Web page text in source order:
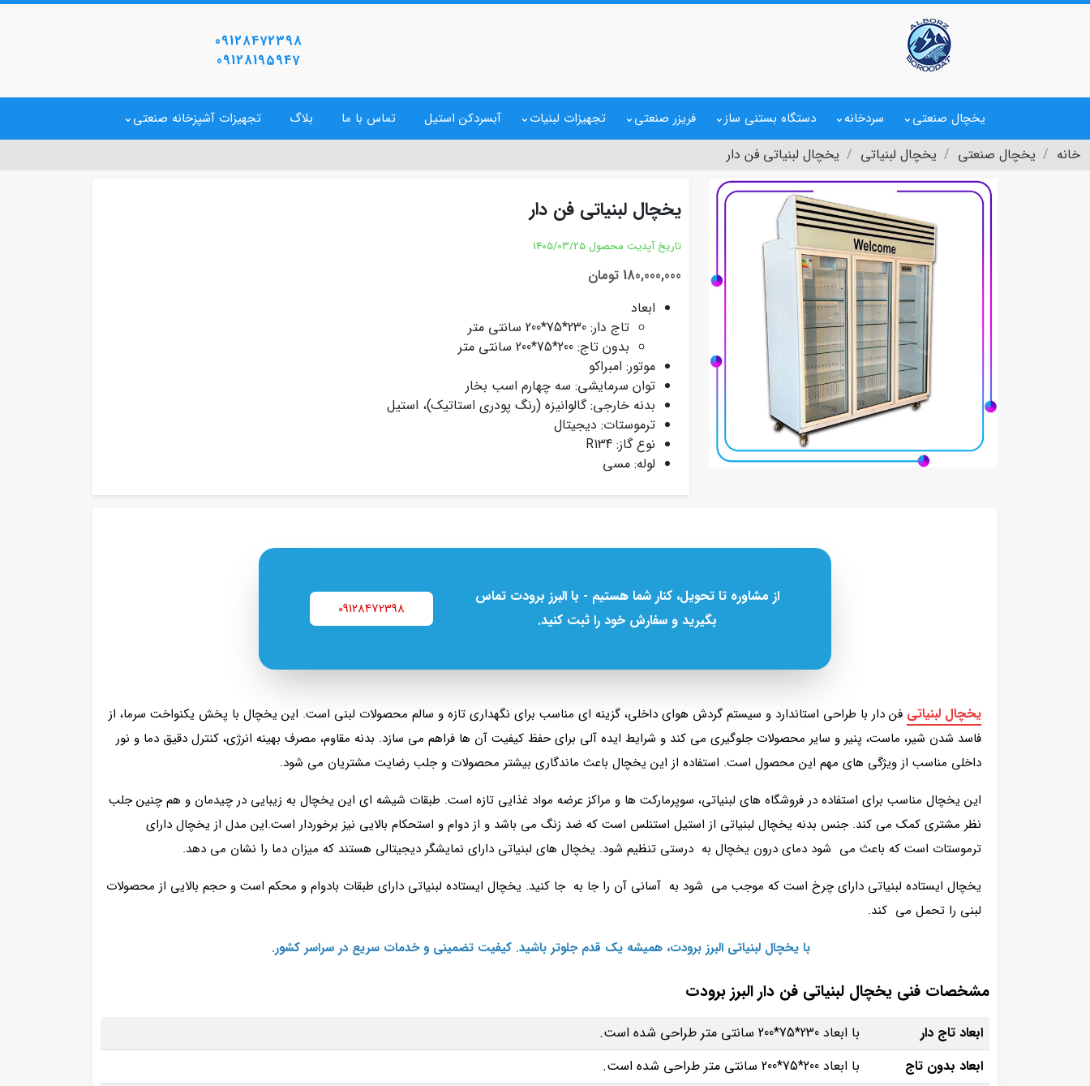
09128472398
09128195947
یخچال صنعتی سردخانه دستگاه بستنی ساز فریزر صنعتی تجهیزات لبنیات آبسردکن استیل تماس با ما بلاگ تجهیزات آشپزخانه صنعتی
خانه یخچال صنعتی یخچال لبنیاتی یخچال لبنیاتی فن دار
یخچال لبنیاتی فن دار
تاریخ آپدیت محصول 1405/03/25
180,000,000 تومان
ابعاد
تاج دار: 230*75*200 سانتی متر
بدون تاج: 200*75*200 سانتی متر
موتور: امبراکو
توان سرمایشی: سه چهارم اسب بخار
بدنه خارجی: گالوانیزه (رنگ پودری استاتیک)، استیل
ترموستات: دیجیتال
نوع گاز: R134
لوله: مسی
از مشاوره تا تحویل، کنار شما هستیم - با البرز برودت تماس
بگیرید و سفارش خود را ثبت کنید.
09128472398
یخچال لبنیاتی فن دار با طراحی استاندارد و سیستم گردش هوای داخلی، گزینه‌ ای مناسب برای نگهداری تازه و سالم محصولات لبنی است. این یخچال با پخش یکنواخت سرما، از
فاسد شدن شیر، ماست، پنیر و سایر محصولات جلوگیری می‌ کند و شرایط ایده‌ آلی برای حفظ کیفیت آن‌ ها فراهم می‌ سازد. بدنه مقاوم، مصرف بهینه انرژی، کنترل دقیق دما و نور
داخلی مناسب از ویژگی‌ های مهم این محصول است. استفاده از این یخچال باعث ماندگاری بیشتر محصولات و جلب رضایت مشتریان می‌ شود.
این یخچال مناسب برای استفاده در فروشگاه‌ های لبنیاتی، سوپرمارکت‌ ها و مراکز عرضه مواد غذایی تازه است. طبقات شیشه ای این یخچال به زیبایی در چیدمان و هم چنین جلب
نظر مشتری کمک می کند. جنس بدنه یخچال لبنیاتی از استیل استنلس است که ضد زنگ می باشد و از دوام و استحکام بالایی نیز برخوردار است.این مدل از یخچال دارای
ترموستات است که باعث می شود دمای درون یخچال به درستی تنظیم شود. یخچال های لبنیاتی دارای نمایشگر دیجیتالی هستند که میزان دما را نشان می ‌دهد.
یخچا‌ل ایستاده لبنیاتی دارای چرخ است که موجب می شود به آسانی آن را جا به جا کنید. یخچال ایستاده لبنیاتی دارای طبقات بادوام و محکم است و حجم بالایی از محصولات
لبنی را تحمل می کند.
با یخچال‌ لبنیاتی البرز برودت، همیشه یک قدم جلوتر باشید. کیفیت تضمینی و خدمات سریع در سراسر کشور.
مشخصات فنی یخچال لبنیاتی فن دار البرز برودت
ابعاد تاج دار
با ابعاد 230*75*200 سانتی‌ متر طراحی شده است.
ابعاد بدون تاج
با ابعاد 200*75*200 سانتی متر طراحی شده است.